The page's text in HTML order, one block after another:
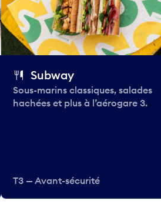
Subway
Sous-marins classiques, salades
hachées et plus à l’aérogare 3.
T3 — Avant-sécurité